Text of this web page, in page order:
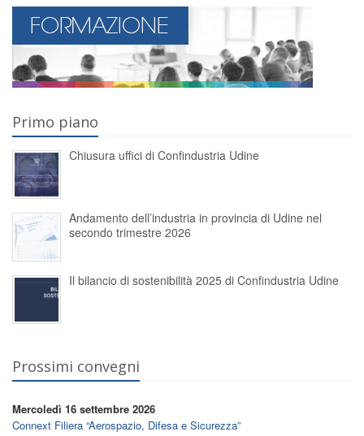
Primo piano
Chiusura uffici di Confindustria Udine
Andamento dell’industria in provincia di Udine nel
secondo trimestre 2026
Il bilancio di sostenibilità 2025 di Confindustria Udine
Prossimi convegni
Mercoledì 16 settembre 2026
Connext Filiera “Aerospazio, Difesa e Sicurezza”